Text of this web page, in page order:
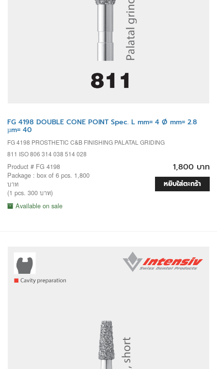
FG 4198 DOUBLE CONE POINT Spec. L mm= 4 Ø mm= 2.8
µm= 40
FG 4198 PROSTHETIC C&B FINISHING PALATAL GRIDING
811 ISO 806 314 038 514 028
Product # FG 4198
Package : box of 6 pcs. 1,800
บาท
(1 pcs. 300 บาท)
Available on sale
1,800 บาท
หยิบใส่ตะกร้า